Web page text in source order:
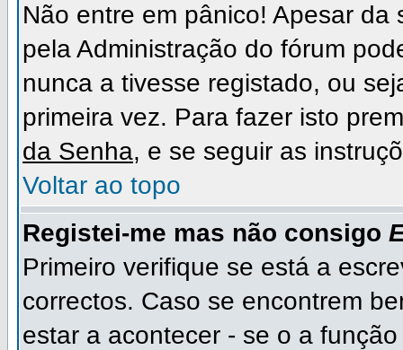
Não entre em pânico! Apesar da
pela Administração do fórum
nunca a tivesse registado, ou
primeira vez. Para fazer isto
da Senha, e se seguir as
Voltar ao topo
Registei-me mas não consigo
Primeiro verifique se está a
correctos. Caso se encontrem
estar a acontecer - se o a